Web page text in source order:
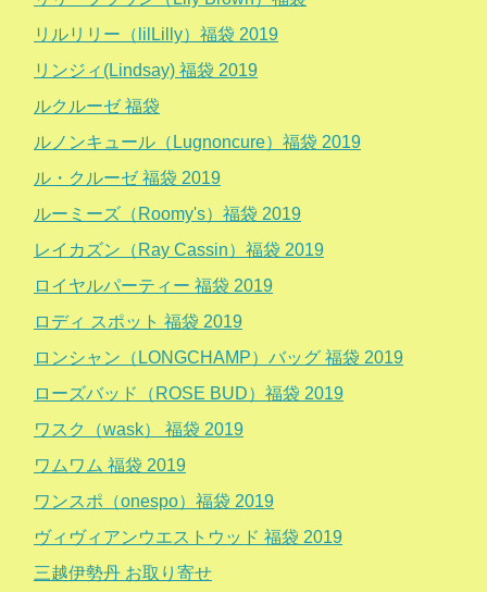
リルリリー（lilLilly）福袋 2019
リンジィ(Lindsay) 福袋 2019
ルクルーゼ 福袋
ルノンキュール（Lugnoncure）福袋 2019
ル・クルーゼ 福袋 2019
ルーミーズ（Roomy's）福袋 2019
レイカズン（Ray Cassin）福袋 2019
ロイヤルパーティー 福袋 2019
ロディ スポット 福袋 2019
ロンシャン（LONGCHAMP）バッグ 福袋 2019
ローズバッド（ROSE BUD）福袋 2019
ワスク（wask） 福袋 2019
ワムワム 福袋 2019
ワンスポ（onespo）福袋 2019
ヴィヴィアンウエストウッド 福袋 2019
三越伊勢丹 お取り寄せ